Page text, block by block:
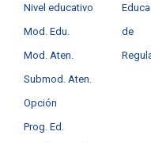
Nivel educativo
Mod. Edu.
de
Mod. Aten.
Submod. Aten.
Opción
Prog. Ed.